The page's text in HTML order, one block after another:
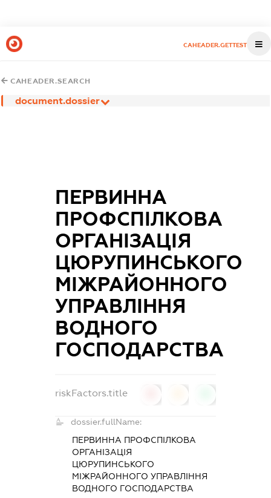
CAHEADER.GETTEST
CAHEADER.SEARCH
document.dossier
ПЕРВИННА
ПРОФСПІЛКОВА
ОРГАНІЗАЦІЯ
ЦЮРУПИНСЬКОГО
МІЖРАЙОННОГО
УПРАВЛІННЯ
ВОДНОГО
ГОСПОДАРСТВА
riskFactors.title
dossier.fullName:
ПЕРВИННА ПРОФСПІЛКОВА
ОРГАНІЗАЦІЯ
ЦЮРУПИНСЬКОГО
МІЖРАЙОННОГО УПРАВЛІННЯ
ВОДНОГО ГОСПОДАРСТВА